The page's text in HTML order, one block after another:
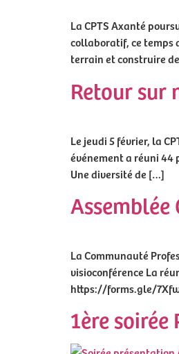
La CPTS Axanté
collaboratif, ce temps
terrain et construire
Retour sur
Le jeudi 5 février, la
événement a réuni 44
Une diversité de […]
La Communauté
visioconférence La
https://forms.gle/
1ère soirée